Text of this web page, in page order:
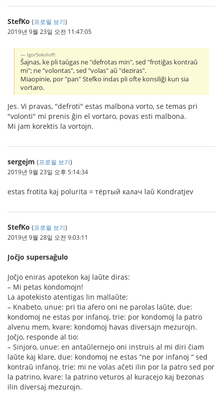
StefKo (프로필 보기)
2019년 9월 23일 오전 11:47:05
IgorSokoloff:
Ŝajnas, ke pli taŭgas ne "defrotas min", sed "frotiĝas kontraŭ
mi"; ne "volontas", sed "volas" aŭ "deziras".
Miaopinie, por "pan" Stefko indas pli ofte konsiliĝi kun sia
vortaro.
Jes. Vi pravas, "defroti" estas malbona vorto, se temas pri
"volonti" mi prenis ĝin el vortaro, povas esti malbona.
Mi jam korektis la vortojn.
sergejm (프로필 보기)
2019년 9월 23일 오후 5:14:34
estas frotita kaj polurita = тёртый калач laŭ Kondratjev
StefKo (프로필 보기)
2019년 9월 28일 오전 9:03:11
Joĉjo supersaĝulo
Joĉjo eniras apotekon kaj laŭte diras:
– Mi petas kondomojn!
La apotekisto atentigas lin mallaŭte:
– Knabeto, unue: pri tia afero oni ne parolas laŭte, due:
kondomoj ne estas por infanoj, trie: por kondomoj la patro
alvenu mem, kvare: kondomoj havas diversajn mezurojn.
Joĉjo, responde al tio:
– Sinjoro, unue: en antaŭlernejo oni instruis al mi diri ĉiam
laŭte kaj klare, due: kondomoj ne estas “ne por infanoj “ sed
kontraŭ infanoj, trie: mi ne volas aĉeti ilin por la patro sed por
la patrino, kvare: la patrino veturos al kuracejo kaj bezonas
ilin diversaj mezurojn.